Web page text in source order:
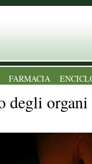
FARMACIA
degli